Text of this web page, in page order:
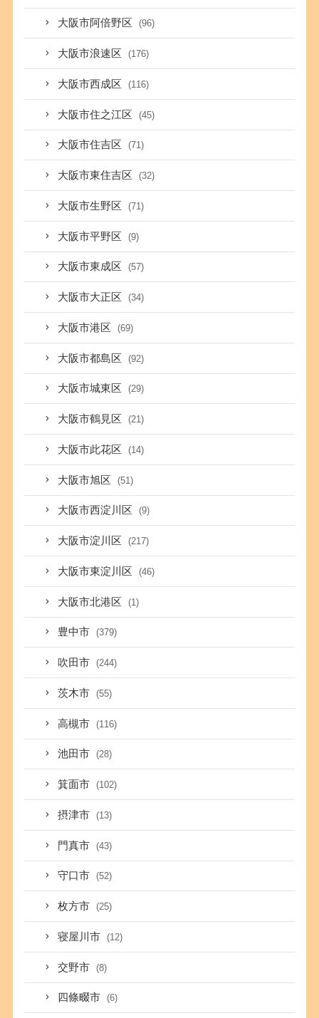
大阪市阿倍野区 (96)
大阪市浪速区 (176)
大阪市西成区 (116)
大阪市住之江区 (45)
大阪市住吉区 (71)
大阪市東住吉区 (32)
大阪市生野区 (71)
大阪市平野区 (9)
大阪市東成区 (57)
大阪市大正区 (34)
大阪市港区 (69)
大阪市都島区 (92)
大阪市城東区 (29)
大阪市鶴見区 (21)
大阪市此花区 (14)
大阪市旭区 (51)
大阪市西淀川区 (9)
大阪市淀川区 (217)
大阪市東淀川区 (46)
大阪市北港区 (1)
豊中市 (379)
吹田市 (244)
茨木市 (55)
高槻市 (116)
池田市 (28)
箕面市 (102)
摂津市 (13)
門真市 (43)
守口市 (52)
枚方市 (25)
寝屋川市 (12)
交野市 (8)
四條畷市 (6)